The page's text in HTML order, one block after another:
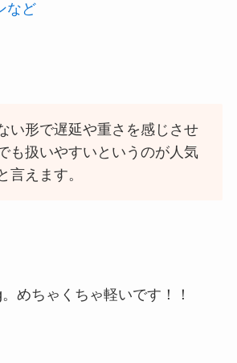
など
い形で遅延や重さを感じさせ
も扱いやすいというのが人気
言えます。
めちゃくちゃ軽いです！！